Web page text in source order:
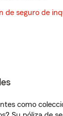
de seguro de
como